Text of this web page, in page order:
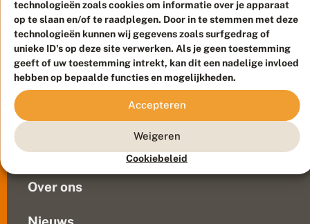
technologieën zoals cookies om informatie over je apparaat
op te slaan en/of te raadplegen. Door in te stemmen met deze
technologieën kunnen wij gegevens zoals surfgedrag of
unieke ID's op deze site verwerken. Als je geen toestemming
geeft of uw toestemming intrekt, kan dit een nadelige invloed
hebben op bepaalde functies en mogelijkheden.
Accepteren
Weigeren
Cookiebeleid
t
e
h
o
e
k
aan
het
leven,
het
gedachtegoed
en
de
nalatenschap
van
een
van
Contact
Veelgestelde vragen
Doneer
Over ons
Meld waarnemingen
© 2026 Vlinderstichting
Duurzaam ontwikkeld door Go2People
, ontworpen door
Blue Field Agency
Disclaimer
Sitemap